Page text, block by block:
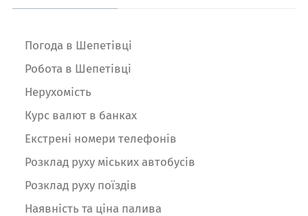
Погода в Шепетівці
Робота в Шепетівці
Нерухомість
Курс валют в банках
Екстрені номери телефонів
Розклад руху міських автобусів
Розклад руху поїздів
Наявність та ціна палива